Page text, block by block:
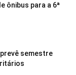
ônibus para a 6ª
semestre